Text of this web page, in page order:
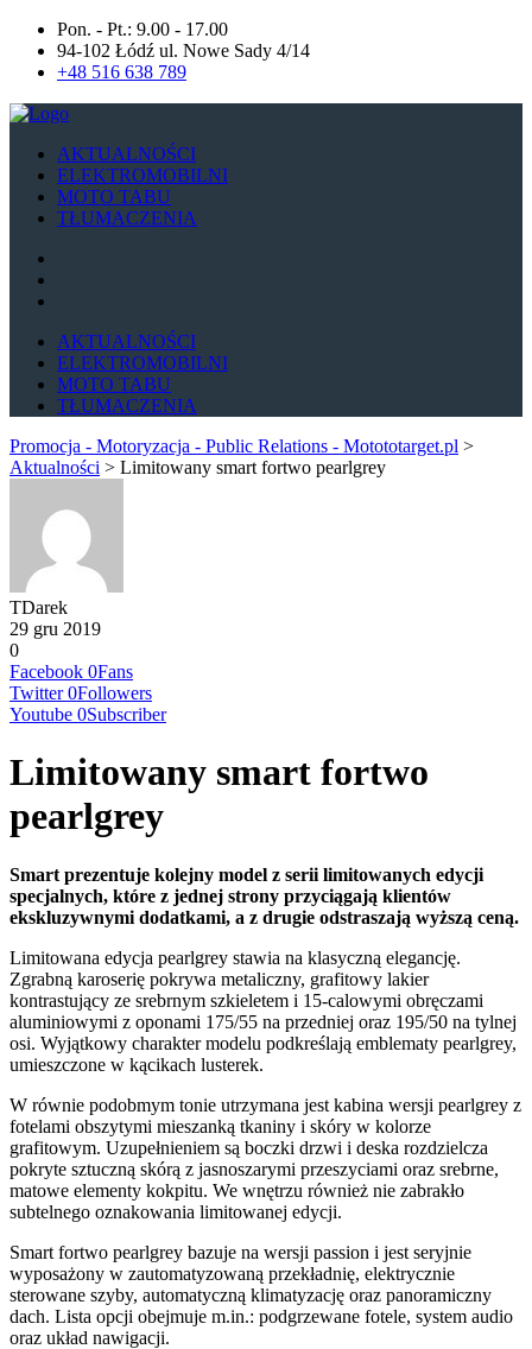
Pon. - Pt.: 9.00 - 17.00
94-102 Łódź ul. Nowe Sady 4/14
+48 516 638 789
AKTUALNOŚCI
ELEKTROMOBILNI
MOTO TABU
TŁUMACZENIA
AKTUALNOŚCI
ELEKTROMOBILNI
MOTO TABU
TŁUMACZENIA
Promocja - Motoryzacja - Public Relations - Motototarget.pl >
Aktualności > Limitowany smart fortwo pearlgrey
TDarek
29 gru 2019
0
Facebook 0Fans
Twitter 0Followers
Youtube 0Subscriber
Limitowany smart fortwo
pearlgrey
Smart prezentuje kolejny model z serii limitowanych edycji
specjalnych, które z jednej strony przyciągają klientów
ekskluzywnymi dodatkami, a z drugie odstraszają wyższą ceną.
Limitowana edycja pearlgrey stawia na klasyczną elegancję.
Zgrabną karoserię pokrywa metaliczny, grafitowy lakier
kontrastujący ze srebrnym szkieletem i 15-calowymi obręczami
aluminiowymi z oponami 175/55 na przedniej oraz 195/50 na tylnej
osi. Wyjątkowy charakter modelu podkreślają emblematy pearlgrey,
umieszczone w kącikach lusterek.
W równie podobmym tonie utrzymana jest kabina wersji pearlgrey z
fotelami obszytymi mieszanką tkaniny i skóry w kolorze
grafitowym. Uzupełnieniem są boczki drzwi i deska rozdzielcza
pokryte sztuczną skórą z jasnoszarymi przeszyciami oraz srebrne,
matowe elementy kokpitu. We wnętrzu również nie zabrakło
subtelnego oznakowania limitowanej edycji.
Smart fortwo pearlgrey bazuje na wersji passion i jest seryjnie
wyposażony w zautomatyzowaną przekładnię, elektrycznie
sterowane szyby, automatyczną klimatyzację oraz panoramiczny
dach. Lista opcji obejmuje m.in.: podgrzewane fotele, system audio
oraz układ nawigacji.